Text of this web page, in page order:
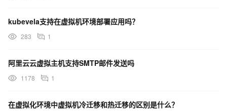
kubevela支持在虚拟机环境部署应用吗？
283 1
阿里云云虚拟主机支持SMTP邮件发送吗
1178 1
在虚拟化环境中虚拟机冷迁移和热迁移的区别是什么？